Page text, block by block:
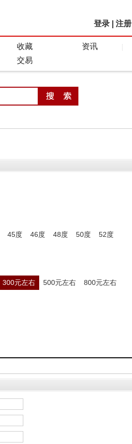
登录 注册
收藏
资讯
交易
45度 46度 48度 50度
52度
300元左右 500元左右
800元左右